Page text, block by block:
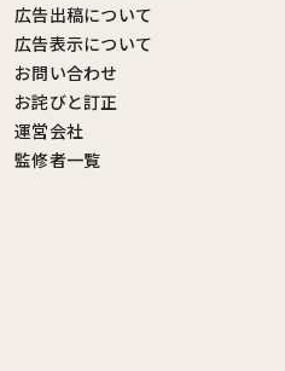
広告出稿について
広告表示について
お問い合わせ
お詫びと訂正
運営会社
監修者一覧